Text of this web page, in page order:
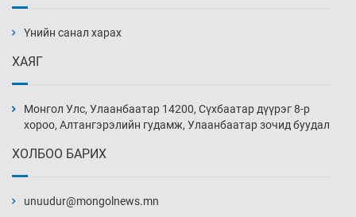
нэмэгджээ
6 цаг 38 мин
7 цаг 8 мин
Үнийн санал харах
ХАЯГ
Монгол Улс, Улаанбаатар 14200, Сүхбаатар дүүрэг 8-р
хороо, Алтангэрэлийн гудамж, Улаанбаатар зочид буудал
ХОЛБОО БАРИХ
unuudur@mongolnews.mn